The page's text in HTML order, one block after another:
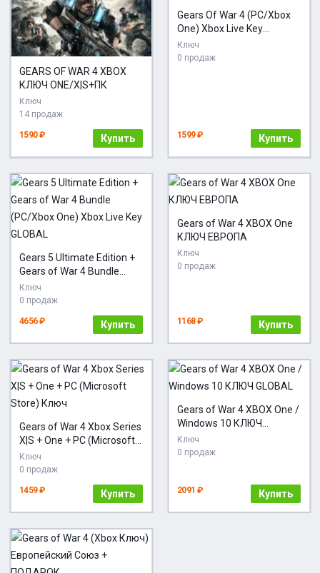
GEARS OF WAR 4 XBOX
КЛЮЧ ONE/X|S+ПК
Ключ
14 продаж
1590 ₽ Купить
Gears Of War 4 (PC/Xbox
One) Xbox Live Key
GLOBAL
Ключ
0 продаж
1599 ₽ Купить
Gears 5 Ultimate Edition +
Gears of War 4 Bundle
(PC/Xbox One) Xbox Live
Key GLOBAL
Ключ
0 продаж
4656 ₽ Купить
Gears of War 4 XBOX One
КЛЮЧ ЕВРОПА
Ключ
0 продаж
1168 ₽ Купить
Gears of War 4 Xbox Series
X|S + One + PC (Microsoft
Store) Ключ
Ключ
0 продаж
1459 ₽ Купить
Gears of War 4 XBOX One /
Windows 10 КЛЮЧ
GLOBAL
Ключ
0 продаж
2091 ₽ Купить